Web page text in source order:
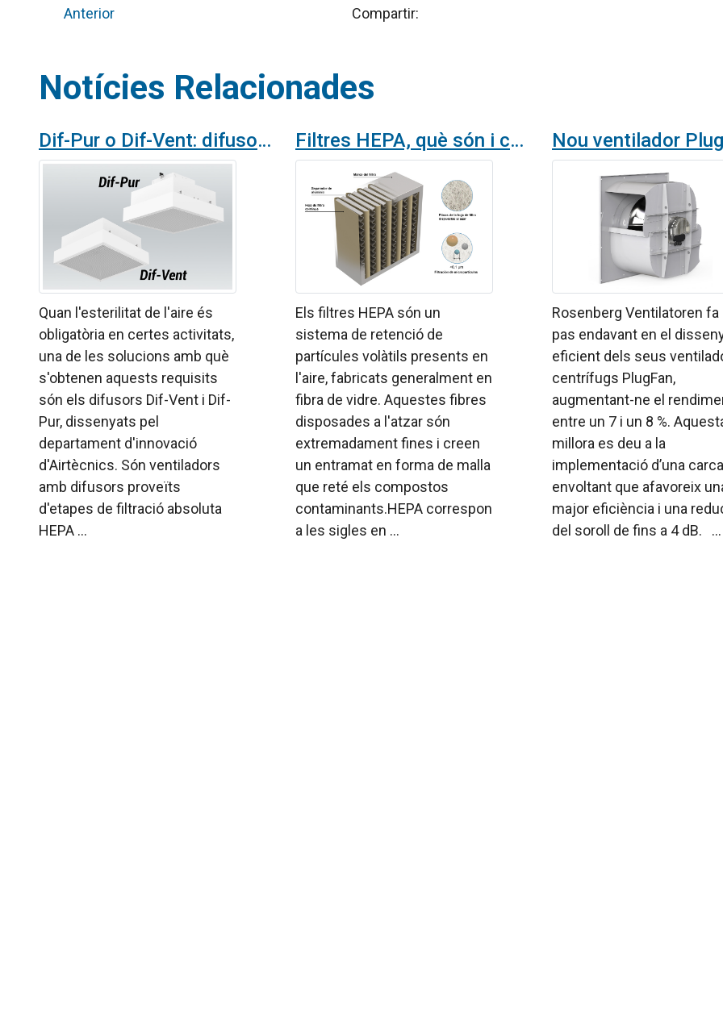
Anterior Compartir:
Notícies Relacionades
Dif-Pur o Dif-Vent: difusor d'aire amb filtració absoluta
Quan l'esterilitat de l'aire és
obligatòria en certes activitats,
una de les solucions amb què
s'obtenen aquests requisits
són els difusors Dif-Vent i Dif-
Pur, dissenyats pel
departament d'innovació
d'Airtècnics. Són ventiladors
amb difusors proveïts
d'etapes de filtració absoluta
HEPA ...
Filtres HEPA, què són i com funcionen?
Els filtres HEPA són un
sistema de retenció de
partícules volàtils presents en
l'aire, fabricats generalment en
fibra de vidre. Aquestes fibres
disposades a l'atzar són
extremadament fines i creen
un entramat en forma de malla
que reté els compostos
contaminants.HEPA correspon
a les sigles en ...
Rosenberg Ventilatoren fa
pas endavant en el
eficient dels seus
centrífugs PlugFan,
augmentant-ne el
entre un 7 i un 8 %.
millora es deu a la
implementació d’una
envoltant que afavoreix
major eficiència i una
del soroll de fins a 4 dB. ...